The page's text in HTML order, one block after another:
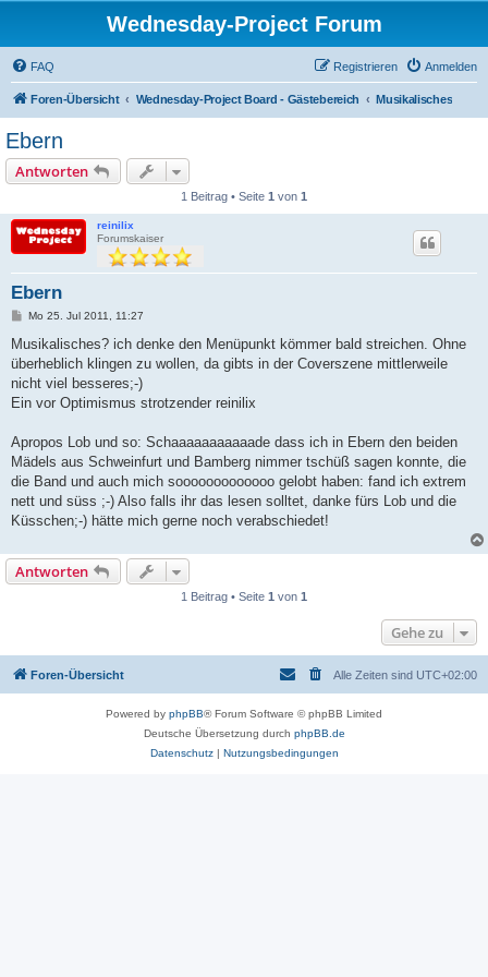
Wednesday-Project Forum
FAQ Anmelden
Registrieren
Foren-Übersicht Wednesday-Project Board - Gästebereich Musikalisches
Ebern
Antworten
1 Beitrag • Seite 1 von 1
reinilix
Forumskaiser
Ebern
B
i
r
a
Mo 25. Jul 2011, 11:27
Musikalisches? ich denke den Menüpunkt kömmer bald streichen. Ohne
überheblich klingen zu wollen, da gibts in der Coverszene mittlerweile
nicht viel besseres;-)
Ein vor Optimismus strotzender reinilix
Apropos Lob und so: Schaaaaaaaaaaade dass ich in Ebern den beiden
Mädels aus Schweinfurt und Bamberg nimmer tschüß sagen konnte, die
die Band und auch mich sooooooooooooo gelobt haben: fand ich extrem
nett und süss ;-) Also falls ihr das lesen solltet, danke fürs Lob und die
Küsschen;-) hätte mich gerne noch verabschiedet!
Antworten
1 Beitrag • Seite 1 von 1
Gehe zu
Foren-Übersicht Alle Zeiten sind UTC+02:00
Powered by phpBB® Forum Software © phpBB Limited
Deutsche Übersetzung durch phpBB.de
Datenschutz| Nutzungsbedingungen